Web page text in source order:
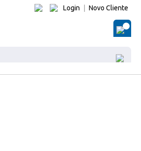
Login Novo Cliente
O